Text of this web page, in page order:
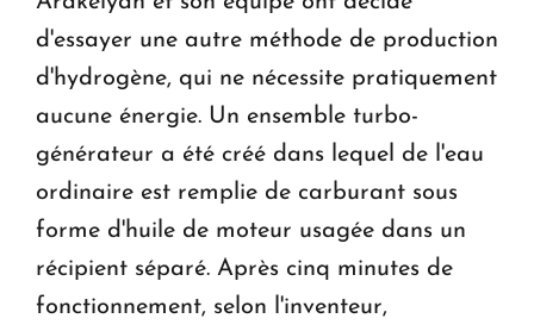
d'essayer une autre méthode de production
d'hydrogène, qui ne nécessite pratiquement
aucune énergie. Un ensemble turbo-
générateur a été créé dans lequel de l'eau
ordinaire est remplie de carburant sous
forme d'huile de moteur usagée dans un
récipient séparé. Après cinq minutes de
fonctionnement, selon l'inventeur,